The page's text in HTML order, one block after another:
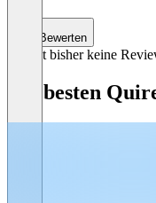
Bewerten
Es gibt bisher keine
Die besten